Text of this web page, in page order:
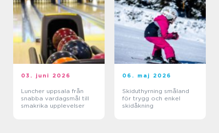
03. juni 2026
Luncher uppsala från
snabba vardagsmål till
smakrika upplevelser
06. maj 2026
Skiduthyrning småland
för trygg och enkel
skidåkning